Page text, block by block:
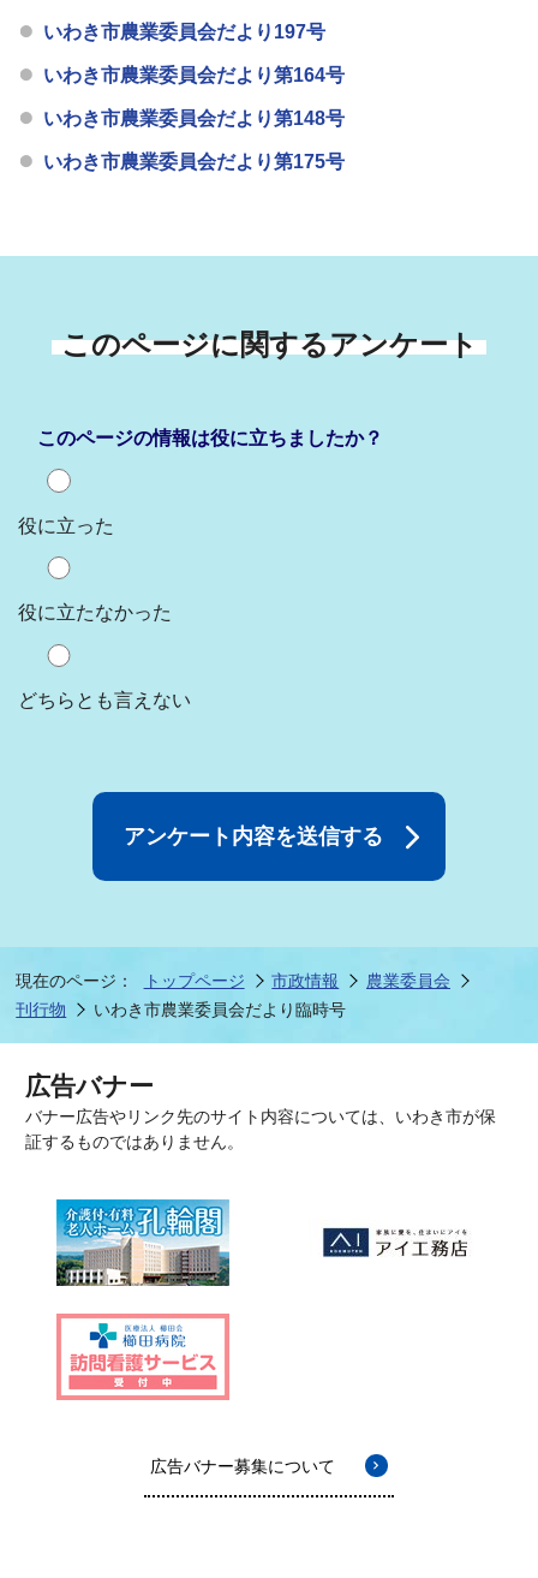
いわき市農業委員会だより197号
いわき市農業委員会だより第164号
いわき市農業委員会だより第148号
いわき市農業委員会だより第175号
このページに関するアンケート
このページの情報は役に立ちましたか？
役に立った
役に立たなかった
どちらとも言えない
現在のページ： トップページ 市政情報
農業委員会
刊行物
いわき市農業委員会だより臨時号
広告バナー
バナー広告やリンク先のサイト内容については、いわき市が保
証するものではありません。
広告バナー募集について